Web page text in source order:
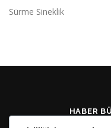
Sürme Sineklik
HABER